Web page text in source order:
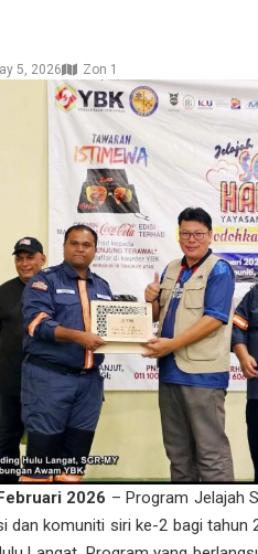
5, 2026 Zon 1
2026 – Program Jelajah
dan komuniti siri ke-2 bagi tahun